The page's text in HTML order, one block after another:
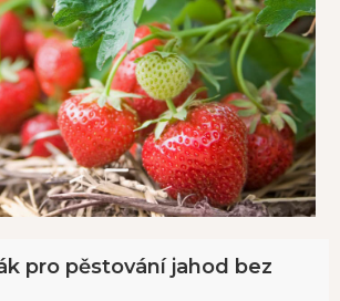
pro pěstování jahod bez